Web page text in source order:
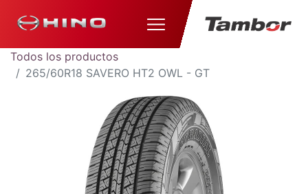
Todos los productos
265/60R18 SAVERO HT2 OWL - GT